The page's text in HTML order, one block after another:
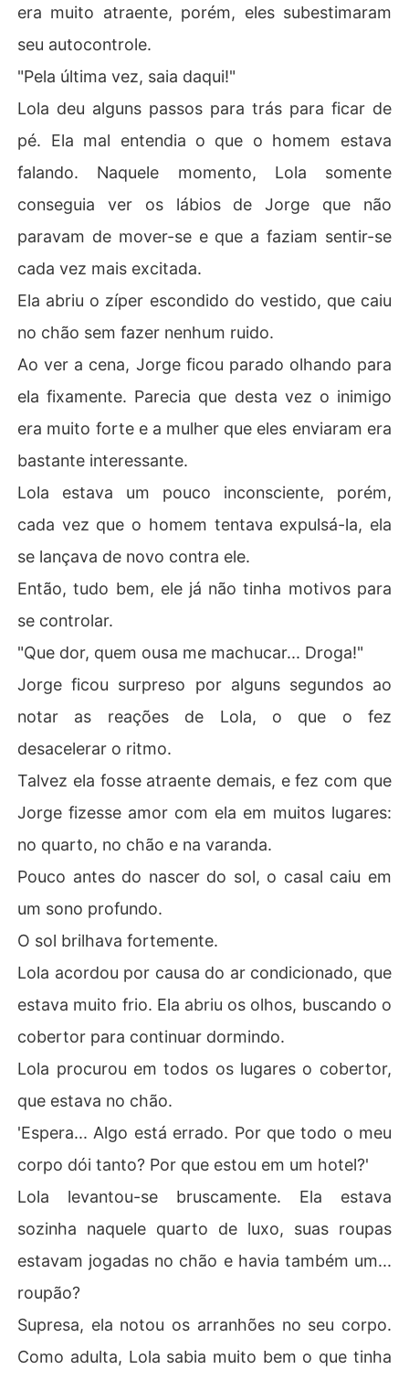
era muito atraente, porém, eles subestimaram
seu autocontrole.
"Pela última vez, saia daqui!"
Lola deu alguns passos para trás para ficar de
pé. Ela mal entendia o que o homem estava
falando. Naquele momento, Lola somente
conseguia ver os lábios de Jorge que não
paravam de mover-se e que a faziam sentir-se
cada vez mais excitada.
Ela abriu o zíper escondido do vestido, que caiu
no chão sem fazer nenhum ruido.
Ao ver a cena, Jorge ficou parado olhando para
ela fixamente. Parecia que desta vez o inimigo
era muito forte e a mulher que eles enviaram era
bastante interessante.
Lola estava um pouco inconsciente, porém,
cada vez que o homem tentava expulsá-la, ela
se lançava de novo contra ele.
Então, tudo bem, ele já não tinha motivos para
se controlar.
"Que dor, quem ousa me machucar... Droga!"
Jorge ficou surpreso por alguns segundos ao
notar as reações de Lola, o que o fez
desacelerar o ritmo.
Talvez ela fosse atraente demais, e fez com que
Jorge fizesse amor com ela em muitos lugares:
no quarto, no chão e na varanda.
Pouco antes do nascer do sol, o casal caiu em
um sono profundo.
O sol brilhava fortemente.
Lola acordou por causa do ar condicionado, que
estava muito frio. Ela abriu os olhos, buscando o
cobertor para continuar dormindo.
Lola procurou em todos os lugares o cobertor,
que estava no chão.
'Espera... Algo está errado. Por que todo o meu
corpo dói tanto? Por que estou em um hotel?'
Lola levantou-se bruscamente. Ela estava
sozinha naquele quarto de luxo, suas roupas
estavam jogadas no chão e havia também um...
roupão?
Supresa, ela notou os arranhões no seu corpo.
Como adulta, Lola sabia muito bem o que tinha